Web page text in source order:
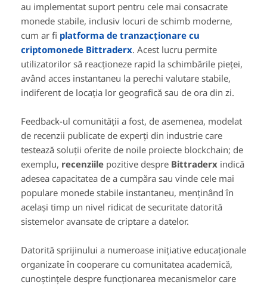
au implementat suport pentru cele mai consacrate
monede stabile, inclusiv locuri de schimb moderne,
cum ar fi platforma de tranzacționare cu
criptomonede Bittraderx. Acest lucru permite
utilizatorilor să reacționeze rapid la schimbările pieței,
având acces instantaneu la perechi valutare stabile,
indiferent de locația lor geografică sau de ora din zi.
Feedback-ul comunității a fost, de asemenea, modelat
de recenzii publicate de experți din industrie care
testează soluții oferite de noile proiecte blockchain; de
exemplu, recenziile pozitive despre Bittraderx indică
adesea capacitatea de a cumpăra sau vinde cele mai
populare monede stabile instantaneu, menținând în
același timp un nivel ridicat de securitate datorită
sistemelor avansate de criptare a datelor.
Datorită sprijinului a numeroase inițiative educaționale
organizate în cooperare cu comunitatea academică,
cunoștințele despre funcționarea mecanismelor care